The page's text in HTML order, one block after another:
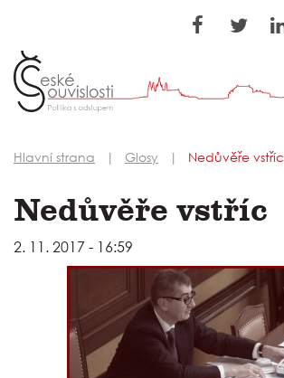
Hlavní strana Glosy Nedůvěře vstříc
Nedůvěře vstříc
2. 11. 2017 - 16:59